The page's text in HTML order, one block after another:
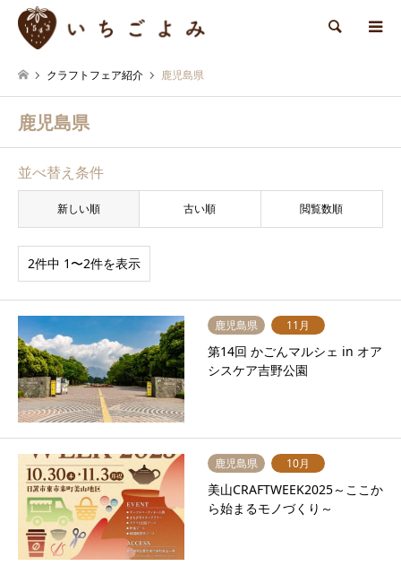
検索
クラフトフェア紹介 鹿児島県
鹿児島県
並べ替え条件
新しい順 古い順 閲覧数順
2件中 1〜2件を表示
鹿児島県 11月
第14回 かごんマルシェ in オア
シスケア吉野公園
鹿児島県 10月
美山CRAFTWEEK2025～ここか
ら始まるモノづくり～